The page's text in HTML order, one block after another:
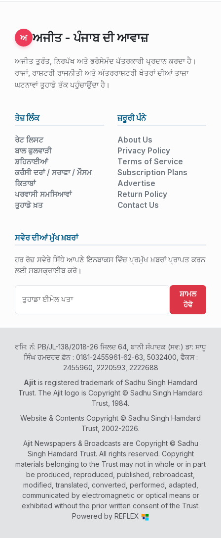
ਅ ਅਜੀਤ - ਪੰਜਾਬ ਦੀ ਆਵਾਜ਼
ਅਜੀਤ ਤੁਰੰਤ, ਨਿਰਪੱਖ ਅਤੇ ਭਰੋਸੇਮੰਦ ਪੱਤਰਕਾਰੀ ਪ੍ਰਦਾਨ ਕਰਦਾ ਹੈ।
ਰਾਜਾਂ, ਰਾਸ਼ਟਰੀ ਰਾਜਨੀਤੀ ਅਤੇ ਅੰਤਰਰਾਸ਼ਟਰੀ ਖੇਤਰਾਂ ਦੀਆਂ ਤਾਜ਼ਾ
ਘਟਨਾਵਾਂ ਤੁਹਾਡੇ ਤੱਕ ਪਹੁੰਚਾਉਂਦਾ ਹੈ।
ਤੇਜ਼ ਲਿੰਕ
ਰੇਟ ਲਿਸਟ
ਬਾਲ ਫੁਲਵਾੜੀ
ਸ਼ਹਿਨਾਈਆਂ
ਕਰੰਸੀ ਦਰਾਂ / ਸਰਾਫਾ / ਮੌਸਮ
ਕਿਤਾਬਾਂ
ਪਰਵਾਸੀ ਸਮਸਿਆਵਾਂ
ਤੁਹਾਡੇ ਖ਼ਤ
ਜ਼ਰੂਰੀ ਪੰਨੇ
About Us
Privacy Policy
Terms of Service
Subscription Plans
Advertise
Return Policy
Contact Us
ਸਵੇਰ ਦੀਆਂ ਮੁੱਖ ਖ਼ਬਰਾਂ
ਹਰ ਰੋਜ਼ ਸਵੇਰੇ ਸਿੱਧੇ ਆਪਣੇ ਇਨਬਾਕਸ ਵਿੱਚ ਪ੍ਰਮੁੱਖ ਖ਼ਬਰਾਂ ਪ੍ਰਾਪਤ ਕਰਨ
ਲਈ ਸਬਸਕ੍ਰਾਈਬ ਕਰੋ।
ਸ਼ਾਮਲ
ਹੋਵੋ
ਰਜਿ: ਨੰ: PB/JL-138/2018-26 ਜਿਲਦ 64, ਬਾਨੀ ਸੰਪਾਦਕ (ਸਵ:) ਡਾ: ਸਾਧੂ
ਸਿੰਘ ਹਮਦਰਦ ਫ਼ੋਨ : 0181-2455961-62-63, 5032400, ਫੈਕਸ :
2455960, 2220593, 2222688
Ajit is registered trademark of Sadhu Singh Hamdard
Trust. The Ajit logo is Copyright © Sadhu Singh Hamdard
Trust, 1984.
Website & Contents Copyright © Sadhu Singh Hamdard
Trust, 2002-2026.
Ajit Newspapers & Broadcasts are Copyright © Sadhu
Singh Hamdard Trust. All rights reserved. Copyright
materials belonging to the Trust may not in whole or in part
be produced, reproduced, published, rebroadcast,
modified, translated, converted, performed, adapted,
communicated by electromagnetic or optical means or
exhibited without the prior written consent of the Trust.
Powered by REFLEX